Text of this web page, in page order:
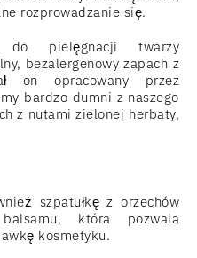
rozprowadzanie się.
do pielęgnacji twarzy
bezalergenowy zapach z
on opracowany przez
bardzo dumni z naszego
z nutami zielonej herbaty,
szpatułkę z orzechów
która pozwala
kosmetyku.